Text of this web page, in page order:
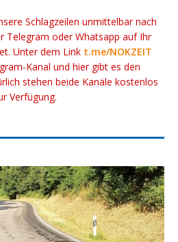
Schlagzeilen unmittelbar nach
Telegram oder Whatsapp auf Ihr
Unter dem Link t.me/NOKZEIT
Kanal und hier gibt es den
stehen beide Kanäle kostenlos
Verfügung.